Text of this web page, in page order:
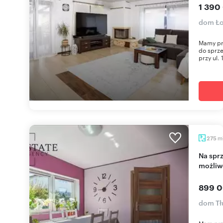
1 390
dom
Mamy
do
przy ul.
275 m
Na sprzedaż przestronny dom 275 m² z
899
dom